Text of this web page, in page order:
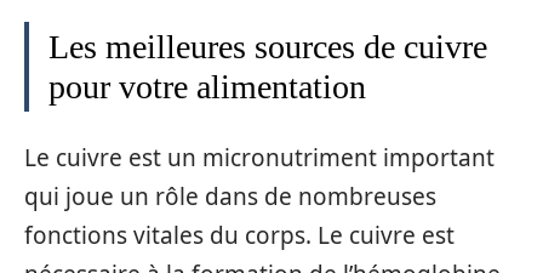
Les meilleures sources de cuivre
pour votre alimentation
Le cuivre est un micronutriment important
qui joue un rôle dans de nombreuses
fonctions vitales du corps. Le cuivre est